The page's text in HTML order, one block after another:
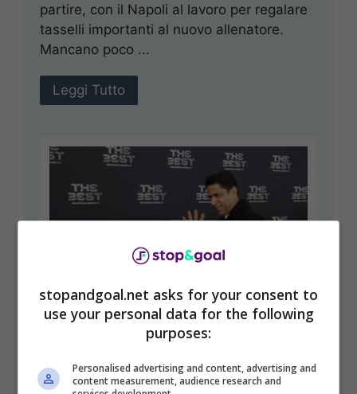
partire, con il Napoli al lavoro per regalare
tasselli importanti al nuovo allenatore.
Mancano poco ...
Leggi Tutto
milioni per due top player
stopandgoal.net asks for your consent to
use your personal data for the following
purposes:
Personalised advertising and content, advertising and
content measurement, audience research and